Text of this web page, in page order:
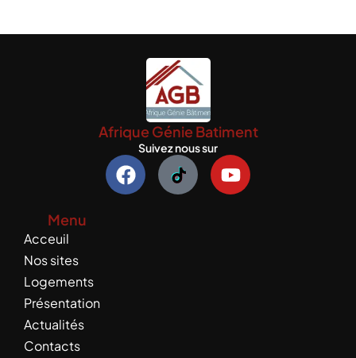
Afrique Génie Batiment
Suivez nous sur
F
a
c
Y
o
u
Menu
Acceuil
Nos sites
Logements
Présentation
Actualités
Contacts